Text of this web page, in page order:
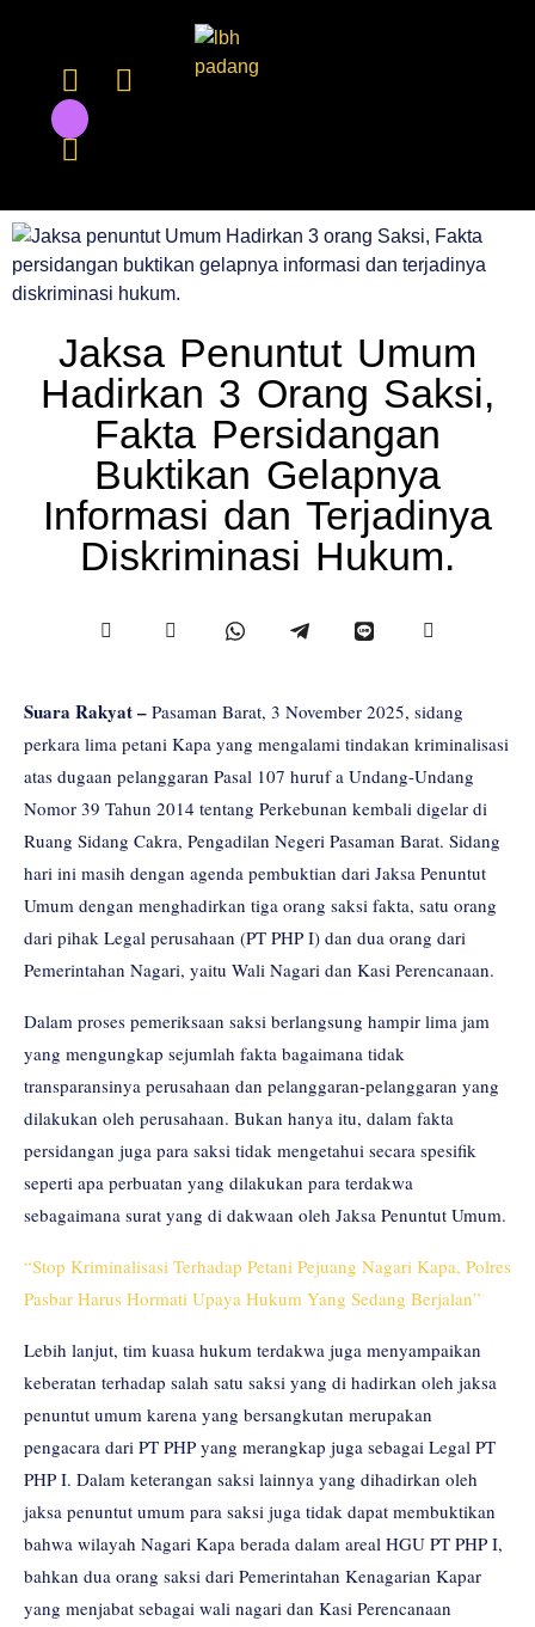
Jaksa Penuntut Umum
Hadirkan 3 Orang Saksi,
Fakta Persidangan
Buktikan Gelapnya
Informasi dan Terjadinya
Diskriminasi Hukum.
Suara Rakyat – Pasaman Barat, 3 November 2025, sidang
perkara lima petani Kapa yang mengalami tindakan kriminalisasi
atas dugaan pelanggaran Pasal 107 huruf a Undang-Undang
Nomor 39 Tahun 2014 tentang Perkebunan kembali digelar di
Ruang Sidang Cakra, Pengadilan Negeri Pasaman Barat. Sidang
hari ini masih dengan agenda pembuktian dari Jaksa Penuntut
Umum dengan menghadirkan tiga orang saksi fakta, satu orang
dari pihak Legal perusahaan (PT PHP I) dan dua orang dari
Pemerintahan Nagari, yaitu Wali Nagari dan Kasi Perencanaan.
Dalam proses pemeriksaan saksi berlangsung hampir lima jam
yang mengungkap sejumlah fakta bagaimana tidak
transparansinya perusahaan dan pelanggaran-pelanggaran yang
dilakukan oleh perusahaan. Bukan hanya itu, dalam fakta
persidangan juga para saksi tidak mengetahui secara spesifik
seperti apa perbuatan yang dilakukan para terdakwa
sebagaimana surat yang di dakwaan oleh Jaksa Penuntut Umum.
“Stop Kriminalisasi Terhadap Petani Pejuang Nagari Kapa, Polres
Pasbar Harus Hormati Upaya Hukum Yang Sedang Berjalan”
Lebih lanjut, tim kuasa hukum terdakwa juga menyampaikan
keberatan terhadap salah satu saksi yang di hadirkan oleh jaksa
penuntut umum karena yang bersangkutan merupakan
pengacara dari PT PHP yang merangkap juga sebagai Legal PT
PHP I. Dalam keterangan saksi lainnya yang dihadirkan oleh
jaksa penuntut umum para saksi juga tidak dapat membuktikan
bahwa wilayah Nagari Kapa berada dalam areal HGU PT PHP I,
bahkan dua orang saksi dari Pemerintahan Kenagarian Kapar
yang menjabat sebagai wali nagari dan Kasi Perencanaan